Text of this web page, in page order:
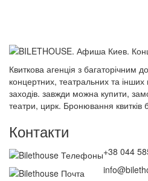
Квиткова агенція з багаторічним
концертних, театральних та
заходів. завжди можна купити,
театри, цирк. Бронювання квитків
Контакти
+38 044